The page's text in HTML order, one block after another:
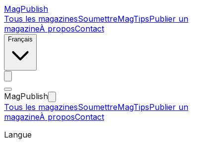
MagPublish
Tous les magazinesSoumettreMagTipsPublier un
magazineÀ proposContact
Français
MagPublish
Tous les magazinesSoumettreMagTipsPublier un
magazineÀ proposContact
Langue